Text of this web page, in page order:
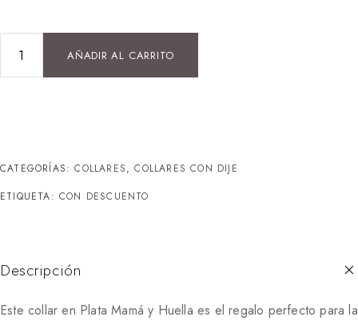
AÑADIR AL CARRITO
CATEGORÍAS:COLLARES,COLLARES CON DIJE
ETIQUETA: CON DESCUENTO
Descripción
Este collar en Plata Mamá y Huella es el regalo perfecto para la